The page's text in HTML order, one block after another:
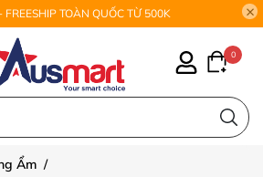
TOÀN QUỐC TỪ 500K
0
Ẩm /